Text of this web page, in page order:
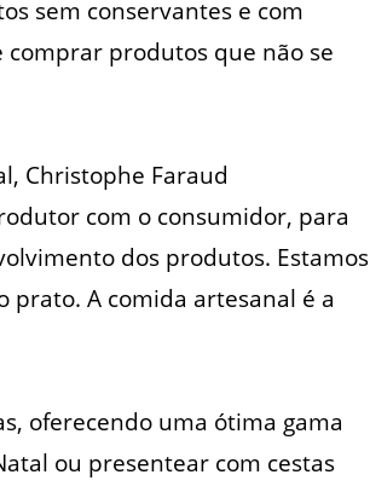
sem conservantes e com
produtos que não se
Christophe Faraud
com o consumidor, para
dos produtos. Estamos
A comida artesanal é a
oferecendo uma ótima gama
ou presentear com cestas